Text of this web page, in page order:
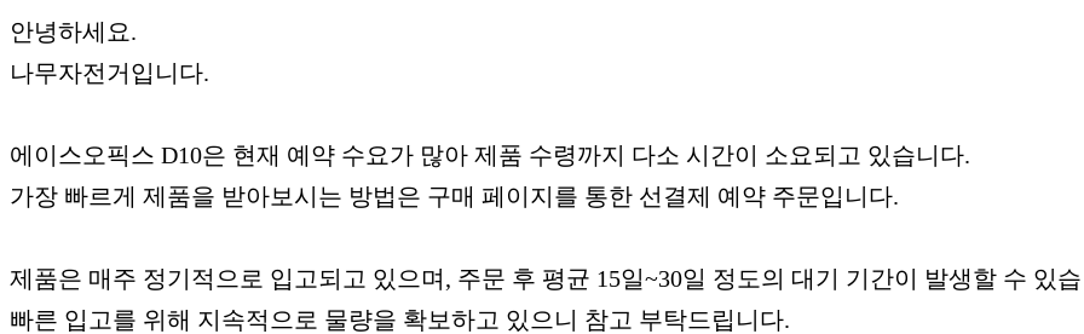
안녕하세요.
나무자전거입니다.
에이스오픽스 D10은 현재 예약 수요가 많아 제품 수령까지 다소 시간이 소요되고 있습니다.
가장 빠르게 제품을 받아보시는 방법은 구매 페이지를 통한 선결제 예약 주문입니다.
제품은 매주 정기적으로 입고되고 있으며, 주문 후 평균 15일~30일 정도의 대기 기간이 발생할 수 있
빠른 입고를 위해 지속적으로 물량을 확보하고 있으니 참고 부탁드립니다.